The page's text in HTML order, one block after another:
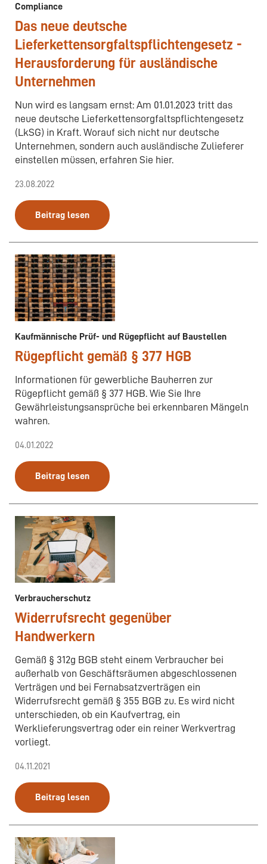
Compliance
Das neue deutsche
Lieferkettensorgfaltspflichtengesetz -
Herausforderung für ausländische
Unternehmen
Nun wird es langsam ernst: Am 01.01.2023 tritt das
neue deutsche Lieferkettensorgfaltspflichtengesetz
(LkSG) in Kraft. Worauf sich nicht nur deutsche
Unternehmen, sondern auch ausländische Zulieferer
einstellen müssen, erfahren Sie hier.
23.08.2022
Beitrag lesen
Kaufmännische Prüf- und Rügepflicht auf Baustellen
Rügepflicht gemäß § 377 HGB
Informationen für gewerbliche Bauherren zur
Rügepflicht gemäß § 377 HGB. Wie Sie Ihre
Gewährleistungsansprüche bei erkennbaren Mängeln
wahren.
04.01.2022
Beitrag lesen
Verbraucherschutz
Widerrufsrecht gegenüber
Handwerkern
Gemäß § 312g BGB steht einem Verbraucher bei
außerhalb von Geschäftsräumen abgeschlossenen
Verträgen und bei Fernabsatzverträgen ein
Widerrufsrecht gemäß § 355 BGB zu. Es wird nicht
unterschieden, ob ein Kaufvertrag, ein
Werklieferungsvertrag oder ein reiner Werkvertrag
vorliegt.
04.11.2021
Beitrag lesen